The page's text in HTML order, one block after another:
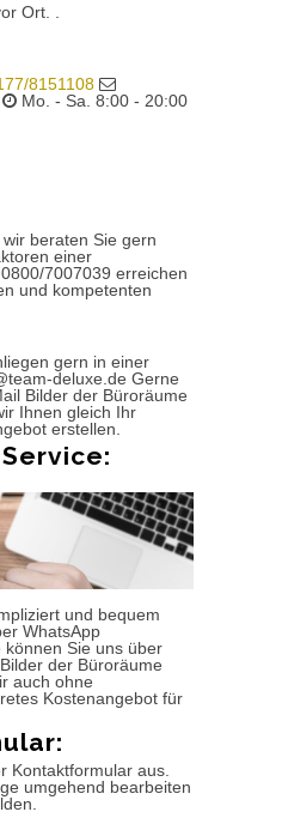
Ort. .
8151108
Mo. - Sa. 8:00 - 20:00
beraten Sie gern
einer
7007039 erreichen
und kompetenten
gern in einer
deluxe.de Gerne
Bilder der Büroräume
Ihnen gleich Ihr
erstellen.
und bequem
WhatsApp
Sie uns über
der Büroräume
auch ohne
Kostenangebot für
Kontaktformular aus.
umgehend bearbeiten